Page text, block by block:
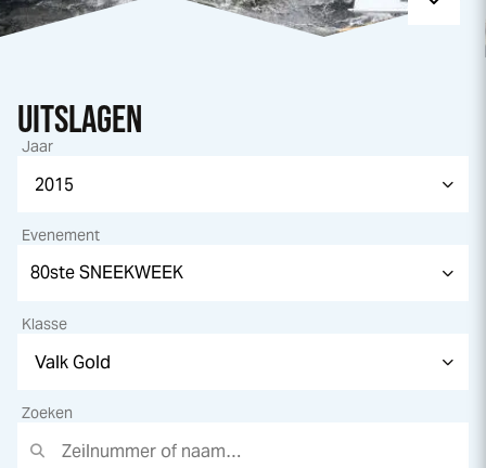
UITSLAGEN
Jaar
Evenement
Klasse
Zoeken